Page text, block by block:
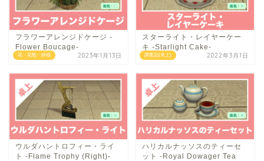
花・花瓶・鉢植
フラワーアレンジドケージ -
Flower Boucage-
2023年1月13日 調度品(卓上)
スターライト・レイヤーケー
キ -Starlight Cake-
2022年3月1日
ウルダハントロフィー・ライ
ト -Flame Trophy (Right)-
ハリカルナッソスのティーセ
ット -Royal Dowager Tea